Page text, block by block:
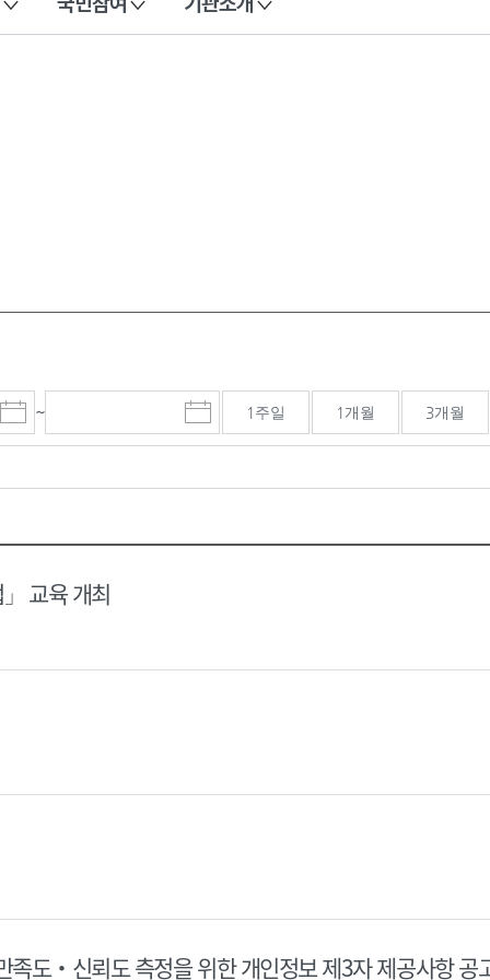
시
~
종
료
력
1주일 1개월 3개월
교육 개최
족도‧신뢰도 측정을 위한 개인정보 제3자 제공사항 공